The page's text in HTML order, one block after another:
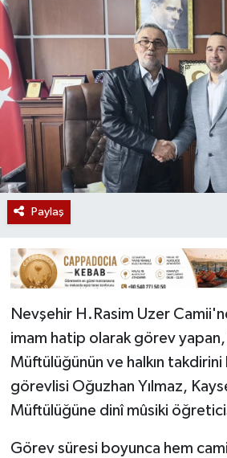
Paylaş
Nevşehir H.Rasim Uzer
imam hatip olarak görev
Müftülüğünün ve halkın takdirini
görevlisi Oğuzhan Yılmaz,
Müftülüğüne dinî mûsiki
Görev süresi boyunca hem